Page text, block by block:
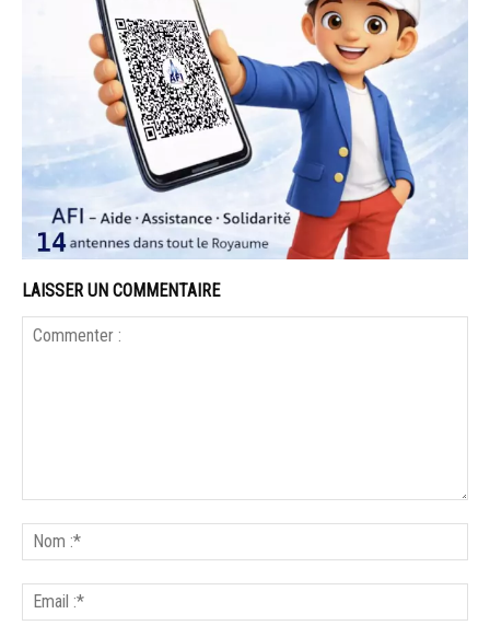
LAISSER UN COMMENTAIRE